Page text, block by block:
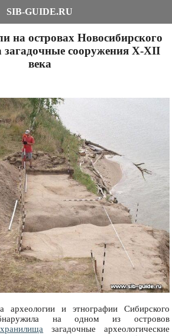
SIB-GUIDE.RU
на островах Новосибирского
сооружения X-XII
века
археологии и этнографии Сибирского
на одном из островов
загадочные археологические